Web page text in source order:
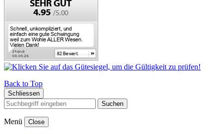
Back to Top
Schliessen
Suchen
Menü Close